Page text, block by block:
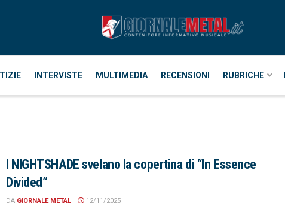
INTERVISTE MULTIMEDIA RECENSIONI RUBRICHE
I NIGHTSHADE svelano la copertina di “In Essence
Divided”
DA GIORNALE METAL 12/11/2025